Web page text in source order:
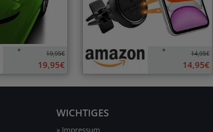
* 19,95€
19,95€
* 14,95€
14,95€
WICHTIGES
» Impressum